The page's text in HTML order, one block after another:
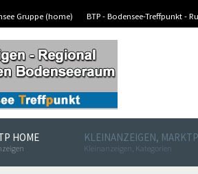
Gruppe (home) BTP - Bodensee-Treffpunkt -
HOME KLEINANZEIGEN,
Kleinanzeigen, Kategorien